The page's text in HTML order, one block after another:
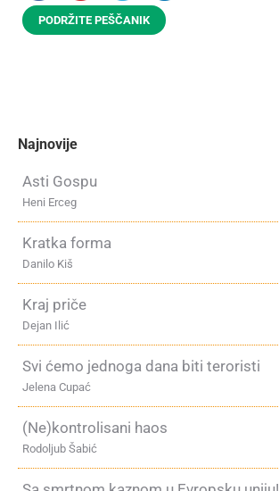
PODRŽITE PEŠČANIK
Najnovije
Asti Gospu
Heni Erceg
Kratka forma
Danilo Kiš
Kraj priče
Dejan Ilić
Svi ćemo jednoga dana biti teroristi
Jelena Cupać
(Ne)kontrolisani haos
Rodoljub Šabić